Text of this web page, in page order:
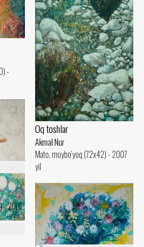
-
Oq toshlar
Akmal Nur
Mato, moybo‘yoq (72x42) - 2007
yil
- 2007